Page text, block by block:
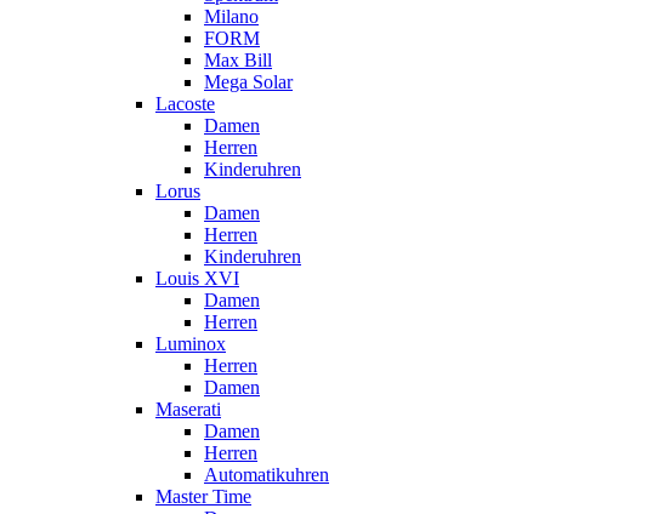
Milano
FORM
Max Bill
Mega Solar
Lacoste
Damen
Herren
Kinderuhren
Lorus
Damen
Herren
Kinderuhren
Louis XVI
Damen
Herren
Luminox
Herren
Damen
Maserati
Damen
Herren
Automatikuhren
Master Time